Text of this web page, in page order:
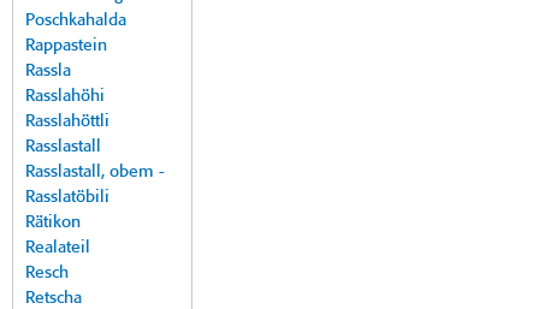
Poschkahalda
Rappastein
Rassla
Rasslahöhi
Rasslahöttli
Rasslastall
Rasslastall, obem -
Rasslatöbili
Rätikon
Realateil
Resch
Retscha